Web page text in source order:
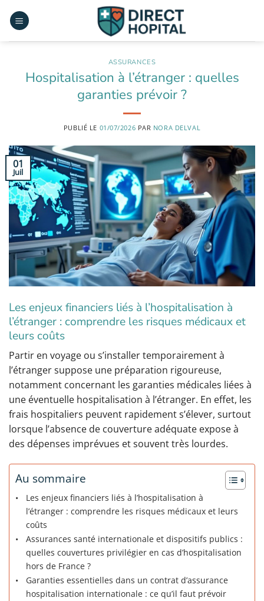
au
ASSURANCES
Hospitalisation à l’étranger : quelles
garanties prévoir ?
PUBLIÉ LE 01/07/2026 PAR NORA DELVAL
01
Juil
Les enjeux financiers liés à l’hospitalisation à
l’étranger : comprendre les risques médicaux et
leurs coûts
Partir en voyage ou s’installer temporairement à
l’étranger suppose une préparation rigoureuse,
notamment concernant les garanties médicales liées à
une éventuelle hospitalisation à l’étranger. En effet, les
frais hospitaliers peuvent rapidement s’élever, surtout
lorsque l’absence de couverture adéquate expose à
des dépenses imprévues et souvent très lourdes.
Au sommaire
Les enjeux financiers liés à l’hospitalisation à
l’étranger : comprendre les risques médicaux et leurs
coûts
Assurances santé internationale et dispositifs publics :
quelles couvertures privilégier en cas d’hospitalisation
hors de France ?
Garanties essentielles dans un contrat d’assurance
hospitalisation internationale : ce qu’il faut prévoir